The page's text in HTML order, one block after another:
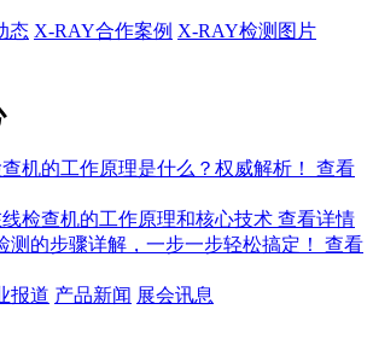
态 X-RAY合作案例 X-RAY检测图片
机的工作原理是什么？权威解析！ 查看
线检查机的工作原理和核心技术 查看详情
测的步骤详解，一步一步轻松搞定！ 查看
报道 产品新闻 展会讯息